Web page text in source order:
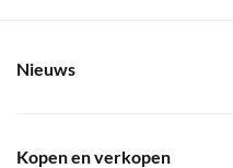
Nieuws
Kopen en verkopen